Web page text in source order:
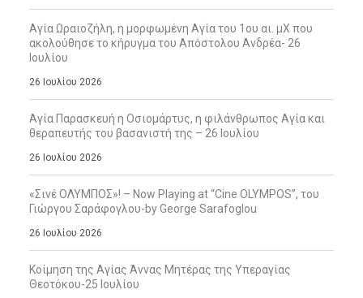
Αγία Ωραιοζήλη, η μορφωμένη Αγία του 1ου αι. μΧ που
ακολούθησε το κήρυγμα του Απόστολου Ανδρέα- 26
Ιουλίου
26 Ιουλίου 2026
Αγία Παρασκευή η Οσιομάρτυς, η φιλάνθρωπος Αγία και
θεραπευτής του βασανιστή της – 26 Ιουλίου
26 Ιουλίου 2026
«Σινέ ΟΛΥΜΠΟΣ»! – Now Playing at “Cine OLYMPOS”, του
Γιώργου Σαράφογλου-by George Sarafoglou
26 Ιουλίου 2026
Κοίμηση της Αγίας Άννας Μητέρας της Υπεραγίας
Θεοτόκου-25 Ιουλίου